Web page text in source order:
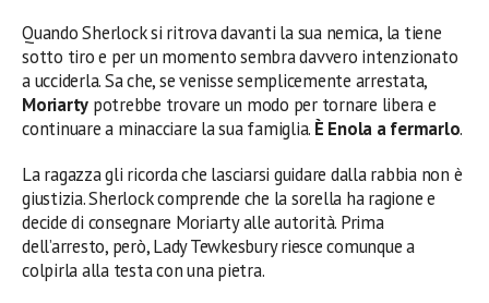
Quando Sherlock si ritrova davanti la sua nemica, la tiene
sotto tiro e per un momento sembra davvero intenzionato
a ucciderla. Sa che, se venisse semplicemente arrestata,
Moriarty potrebbe trovare un modo per tornare libera e
continuare a minacciare la sua famiglia. È Enola a fermarlo.
La ragazza gli ricorda che lasciarsi guidare dalla rabbia non è
giustizia. Sherlock comprende che la sorella ha ragione e
decide di consegnare Moriarty alle autorità. Prima
dell’arresto, però, Lady Tewkesbury riesce comunque a
colpirla alla testa con una pietra.